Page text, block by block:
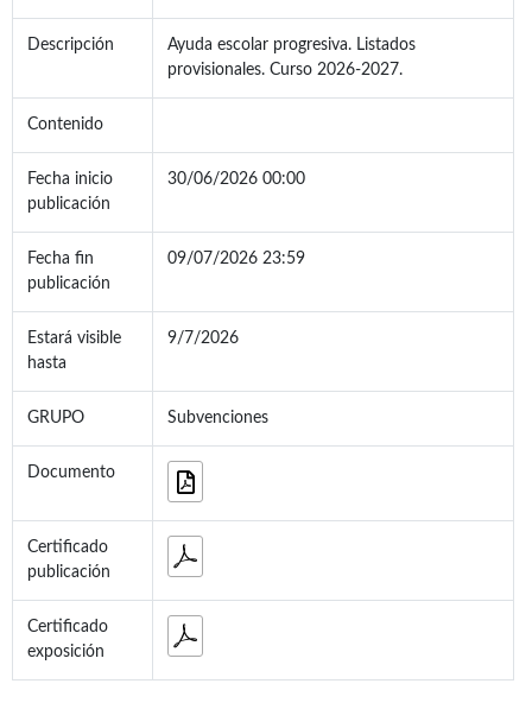
Descripción
Ayuda escolar progresiva. Listados
provisionales. Curso 2026-2027.
Contenido
Fecha inicio
publicación
30/06/2026 00:00
Fecha fin
publicación
09/07/2026 23:59
Estará visible
hasta
9/7/2026
GRUPO Subvenciones
Documento
Certificado
publicación
Certificado
exposición